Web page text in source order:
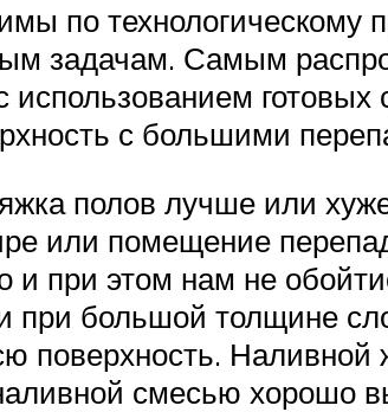
по технологическому
задачам. Самым
готовых
с большими
полов лучше или
или помещение
при этом нам не
большой толщине
поверхность. Наливной
смесью хорошо